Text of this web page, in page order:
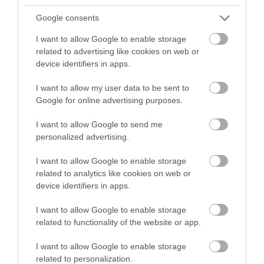
Google consents
I want to allow Google to enable storage
related to advertising like cookies on web or
device identifiers in apps.
I want to allow my user data to be sent to
Google for online advertising purposes.
I want to allow Google to send me
personalized advertising.
I want to allow Google to enable storage
related to analytics like cookies on web or
device identifiers in apps.
I want to allow Google to enable storage
related to functionality of the website or app.
I want to allow Google to enable storage
related to personalization.
Még több érdekesség!
7 perces edzés – tényleg hatásos?
Természetesen korlátai is vannak. Ha valaki
maratont akar futni vagy komoly teljesítményt
szüksége. Ám a „mindent vagy semmit” hozzáállás
félrevezető lehet: a zéró zóna jó alapot nyújthat,
amelyre a nagyobb terhelés épülhet – vagy akár
önmagában is értékes, egészségjavító szokás
maradhat. A portál emlékeztet, hogy
ereje: nem kell hozzá semmilyen speciális
eszköz, csupán annyi, hogy rendszeresen,
terhelt világban ez különösen fontos lehet, hiszen